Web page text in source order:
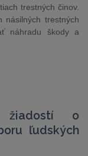
trestných činov.
násilných trestných
náhradu škody a
žiadostí o
ľudských